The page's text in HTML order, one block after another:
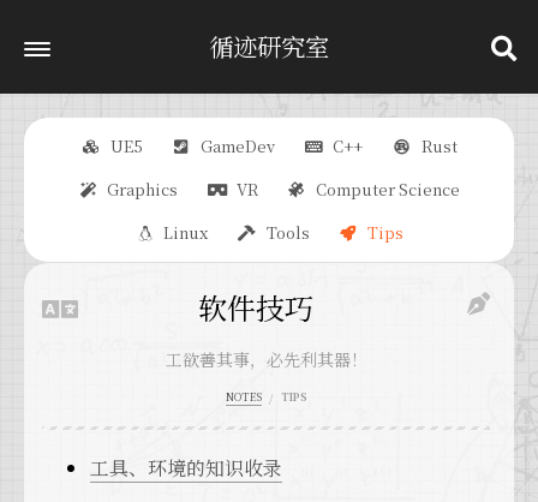
循迹研究室
UE5 GameDev C++
Rust
Graphics
VR
Computer Science
Linux
Tools Tips
软件技巧
工欲善其事，必先利其器！
NOTES TIPS
工具、环境的知识收录